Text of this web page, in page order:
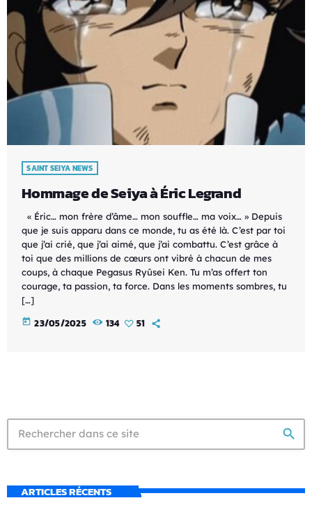
SAINT SEIYA NEWS
Hommage de Seiya à Éric Legrand
« Éric… mon frère d’âme… mon souffle… ma voix… » Depuis
que je suis apparu dans ce monde, tu as été là. C’est par toi
que j’ai crié, que j’ai aimé, que j’ai combattu. C’est grâce à
toi que des millions de cœurs ont vibré à chacun de mes
coups, à chaque Pegasus Ryûsei Ken. Tu m’as offert ton
courage, ta passion, ta force. Dans les moments sombres, tu
[…]
today 23/05/2025 134 51
search
ARTICLES RÉCENTS